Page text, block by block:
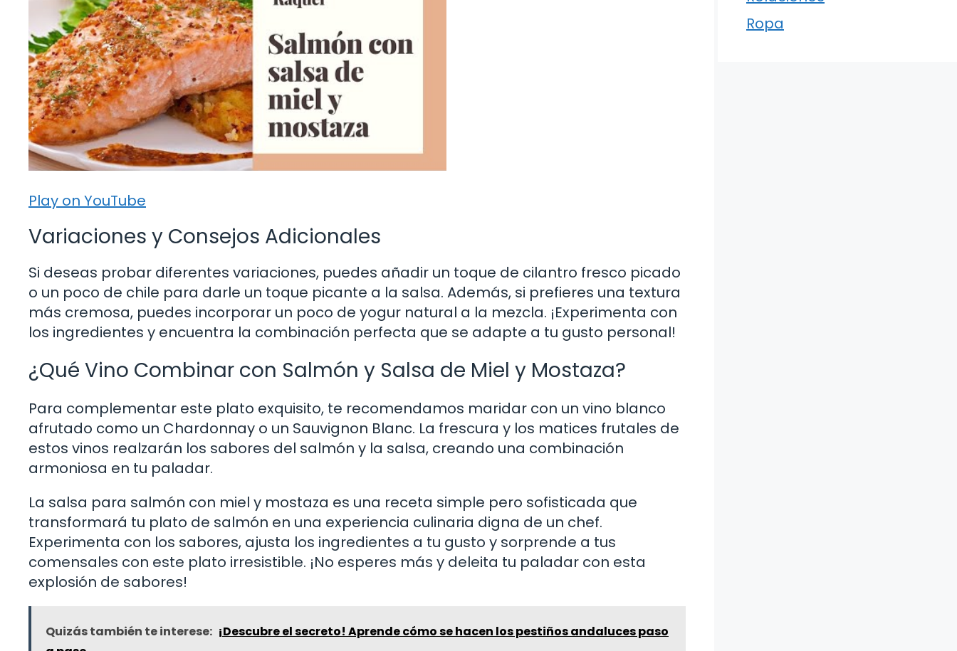
Play on YouTube
Variaciones y Consejos Adicionales
Si deseas probar diferentes variaciones, puedes añadir un toque de cilantro fresco picado
o un poco de chile para darle un toque picante a la salsa. Además, si prefieres una textura
más cremosa, puedes incorporar un poco de yogur natural a la mezcla. ¡Experimenta con
los ingredientes y encuentra la combinación perfecta que se adapte a tu gusto personal!
¿Qué Vino Combinar con Salmón y Salsa de Miel y Mostaza?
Para complementar este plato exquisito, te recomendamos maridar con un vino blanco
afrutado como un Chardonnay o un Sauvignon Blanc. La frescura y los matices frutales de
estos vinos realzarán los sabores del salmón y la salsa, creando una combinación
armoniosa en tu paladar.
La salsa para salmón con miel y mostaza es una receta simple pero sofisticada que
transformará tu plato de salmón en una experiencia culinaria digna de un chef.
Experimenta con los sabores, ajusta los ingredientes a tu gusto y sorprende a tus
comensales con este plato irresistible. ¡No esperes más y deleita tu paladar con esta
explosión de sabores!
Quizás también te interese: ¡Descubre el secreto! Aprende cómo se hacen los pestiños andaluces paso
Ropa